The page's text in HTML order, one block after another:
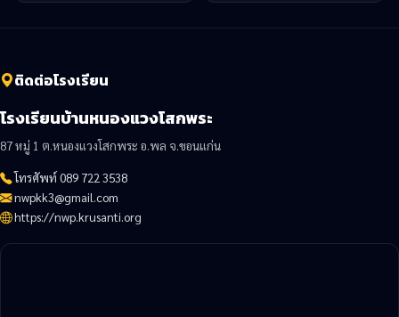
ติดต่อโรงเรียน
โรงเรียนบ้านหนองแวงโสกพระ
87 หมู่ 1 ต.หนองแวงโสกพระ อ.พล จ.ขอนแก่น
โทรศัพท์ 089 722 3538
nwpkk3@gmail.com
https://nwp.krusanti.org